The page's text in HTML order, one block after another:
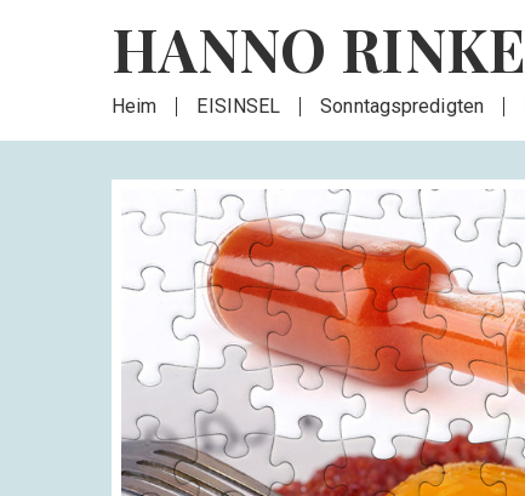
HANNO RINKE
Heim EISINSEL Sonntagspredigten